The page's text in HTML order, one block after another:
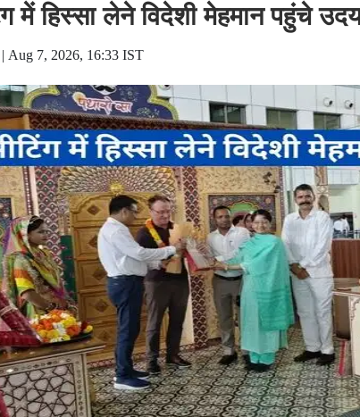
में हिस्सा लेने विदेशी मेहमान पहुंचे
| Aug 7, 2026, 16:33 IST